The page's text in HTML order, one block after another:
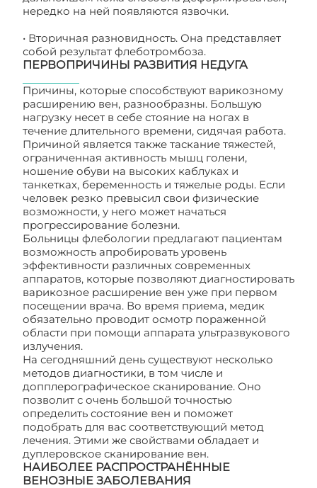
нередко на ней появляются язвочки.
• Вторичная разновидность. Она представляет
собой результат флеботромбоза.
ПЕРВОПРИЧИНЫ РАЗВИТИЯ НЕДУГА
Причины, которые способствуют варикозному
расширению вен, разнообразны. Большую
нагрузку несет в себе стояние на ногах в
течение длительного времени, сидячая работа.
Причиной является также таскание тяжестей,
ограниченная активность мышц голени,
ношение обуви на высоких каблуках и
танкетках, беременность и тяжелые роды. Если
человек резко превысил свои физические
возможности, у него может начаться
прогрессирование болезни.
Больницы флебологии предлагают пациентам
возможность апробировать уровень
эффективности различных современных
аппаратов, которые позволяют диагностировать
варикозное расширение вен уже при первом
посещении врача. Во время приема, медик
обязательно проводит осмотр пораженной
области при помощи аппарата ультразвукового
излучения.
На сегодняшний день существуют несколько
методов диагностики, в том числе и
допплерографическое сканирование. Оно
позволит с очень большой точностью
определить состояние вен и поможет
подобрать для вас соответствующий метод
лечения. Этими же свойствами обладает и
дуплеровское сканирование вен.
НАИБОЛЕЕ РАСПРОСТРАНЁННЫЕ
ВЕНОЗНЫЕ ЗАБОЛЕВАНИЯ